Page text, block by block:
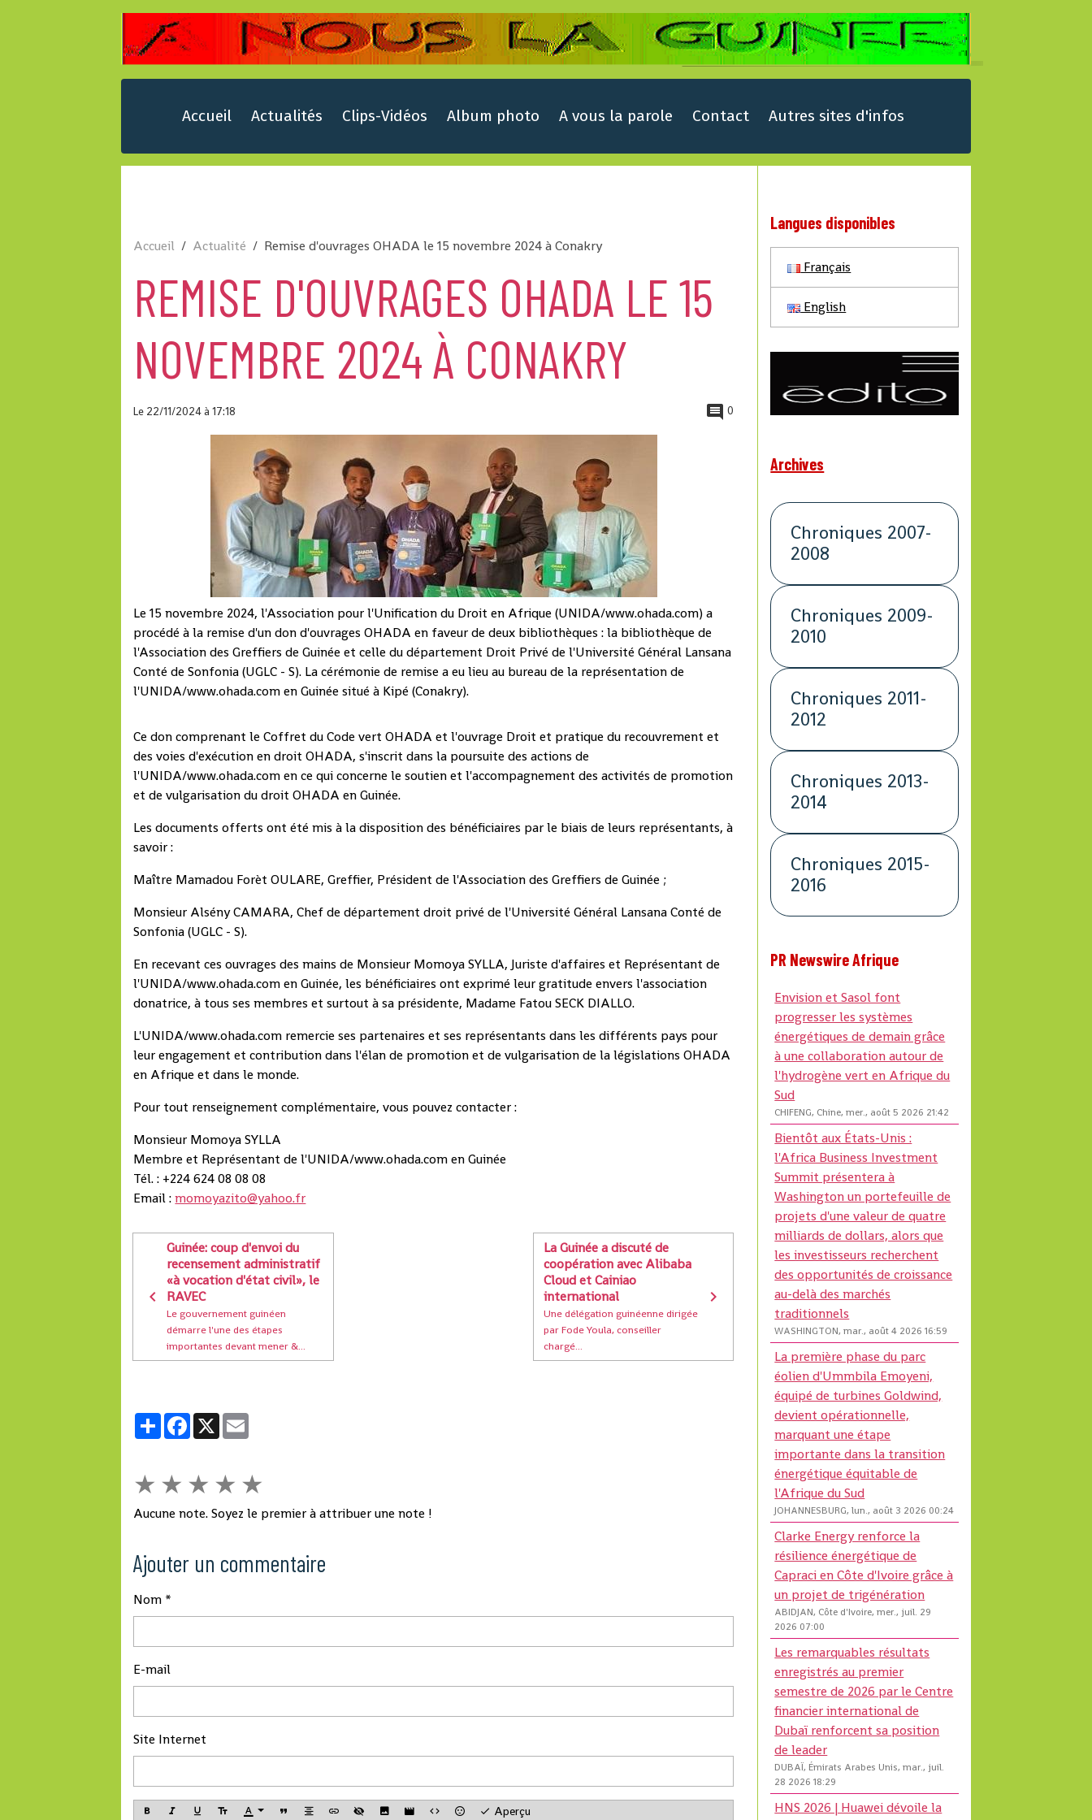
Accueil Actualités Clips-Vidéos Album photo A vous la parole Contact Autres sites d'infos
Accueil Actualité Remise d'ouvrages OHADA le 15 novembre 2024 à Conakry
REMISE D'OUVRAGES OHADA LE 15
NOVEMBRE 2024 À CONAKRY
Le 22/11/2024à 17:18 0
Le 15 novembre 2024, l'Association pour l'Unification du Droit en Afrique (UNIDA/www.ohada.com) a
procédé à la remise d'un don d'ouvrages OHADA en faveur de deux bibliothèques : la bibliothèque de
l'Association des Greffiers de Guinée et celle du département Droit Privé de l'Université Général Lansana
Conté de Sonfonia (UGLC - S). La cérémonie de remise a eu lieu au bureau de la représentation de
l'UNIDA/www.ohada.com en Guinée situé à Kipé (Conakry).
Ce don comprenant le Coffret du Code vert OHADA et l'ouvrage Droit et pratique du recouvrement et
des voies d'exécution en droit OHADA, s'inscrit dans la poursuite des actions de
l'UNIDA/www.ohada.com en ce qui concerne le soutien et l'accompagnement des activités de promotion
et de vulgarisation du droit OHADA en Guinée.
Les documents offerts ont été mis à la disposition des bénéficiaires par le biais de leurs représentants, à
savoir :
Maître Mamadou Forèt OULARE, Greffier, Président de l'Association des Greffiers de Guinée ;
Monsieur Alsény CAMARA, Chef de département droit privé de l'Université Général Lansana Conté de
Sonfonia (UGLC - S).
En recevant ces ouvrages des mains de Monsieur Momoya SYLLA, Juriste d'affaires et Représentant de
l'UNIDA/www.ohada.com en Guinée, les bénéficiaires ont exprimé leur gratitude envers l'association
donatrice, à tous ses membres et surtout à sa présidente, Madame Fatou SECK DIALLO.
L'UNIDA/www.ohada.com remercie ses partenaires et ses représentants dans les différents pays pour
leur engagement et contribution dans l'élan de promotion et de vulgarisation de la législations OHADA
en Afrique et dans le monde.
Pour tout renseignement complémentaire, vous pouvez contacter :
Monsieur Momoya SYLLA
Membre et Représentant de l'UNIDA/www.ohada.com en Guinée
Tél. : +224 624 08 08 08
Email :momoyazito@yahoo.fr
Guinée: coup d'envoi du
recensement administratif
«à vocation d'état civil», le
RAVEC
Le gouvernement guinéen
démarre l'une des étapes
importantes devant mener &...
La Guinée a discuté de
coopération avec Alibaba
Cloud et Cainiao
international
Une délégation guinéenne dirigée
par Fode Youla, conseiller
chargé...
PartagerFacebook
X
★ ★ ★ ★ ★
Aucune note. Soyez le premier à attribuer une note !
Ajouter un commentaire
Nom
E-mail
Site Internet
Aperçu
Langues disponibles
Français
English
Archives
Chroniques 2007-
2008
Chroniques 2009-
2010
Chroniques 2011-
2012
Chroniques 2013-
2014
Chroniques 2015-
2016
PR Newswire Afrique
Envision et Sasol font
progresser les systèmes
énergétiques de demain grâce
à une collaboration autour de
l'hydrogène vert en Afrique du
Sud
CHIFENG, Chine, mer., août 5 2026 21:42
Bientôt aux États-Unis :
l'Africa Business Investment
Summit présentera à
Washington un portefeuille de
projets d'une valeur de quatre
milliards de dollars, alors que
les investisseurs recherchent
des opportunités de croissance
au-delà des marchés
traditionnels
WASHINGTON, mar., août 4 2026 16:59
La première phase du parc
éolien d'Ummbila Emoyeni,
équipé de turbines Goldwind,
devient opérationnelle,
marquant une étape
importante dans la transition
énergétique équitable de
l'Afrique du Sud
JOHANNESBURG, lun., août 3 2026 00:24
Clarke Energy renforce la
résilience énergétique de
Capraci en Côte d'Ivoire grâce à
un projet de trigénération
ABIDJAN, Côte d'Ivoire, mer., juil. 29
2026 07:00
Les remarquables résultats
enregistrés au premier
semestre de 2026 par le Centre
financier international de
Dubaï renforcent sa position
de leader
DUBAÏ, Émirats Arabes Unis, mar., juil.
28 2026 18:29
HNS 2026 | Huawei dévoile la